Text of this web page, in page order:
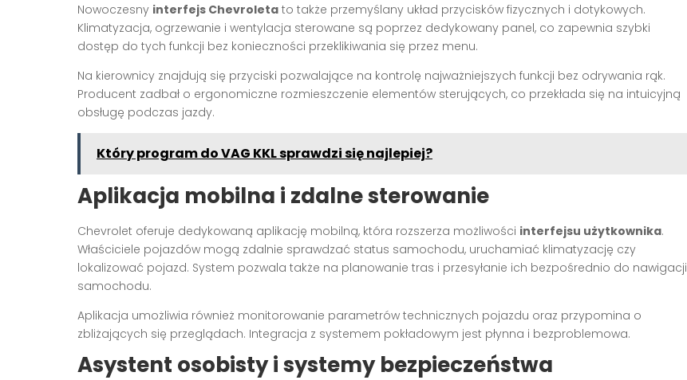
Nowoczesny interfejs Chevroleta to także przemyślany układ przycisków fizycznych i dotykowych.
Klimatyzacja, ogrzewanie i wentylacja sterowane są poprzez dedykowany panel, co zapewnia szybki
dostęp do tych funkcji bez konieczności przeklikiwania się przez menu.
Na kierownicy znajdują się przyciski pozwalające na kontrolę najważniejszych funkcji bez odrywania rąk.
Producent zadbał o ergonomiczne rozmieszczenie elementów sterujących, co przekłada się na intuicyjną
obsługę podczas jazdy.
Który program do VAG KKL sprawdzi się najlepiej?
Aplikacja mobilna i zdalne sterowanie
Chevrolet oferuje dedykowaną aplikację mobilną, która rozszerza możliwości interfejsu użytkownika.
Właściciele pojazdów mogą zdalnie sprawdzać status samochodu, uruchamiać klimatyzację czy
lokalizować pojazd. System pozwala także na planowanie tras i przesyłanie ich bezpośrednio do nawigacji
samochodu.
Aplikacja umożliwia również monitorowanie parametrów technicznych pojazdu oraz przypomina o
zbliżających się przeglądach. Integracja z systemem pokładowym jest płynna i bezproblemowa.
Asystent osobisty i systemy bezpieczeństwa